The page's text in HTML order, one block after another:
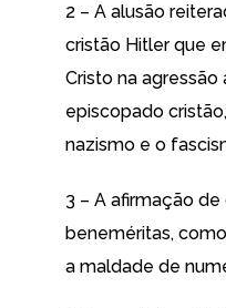
2 – A alusão
cristão Hitler que
Cristo na agressão
episcopado
nazismo e o
3 – A afirmação
beneméritas,
a maldade de